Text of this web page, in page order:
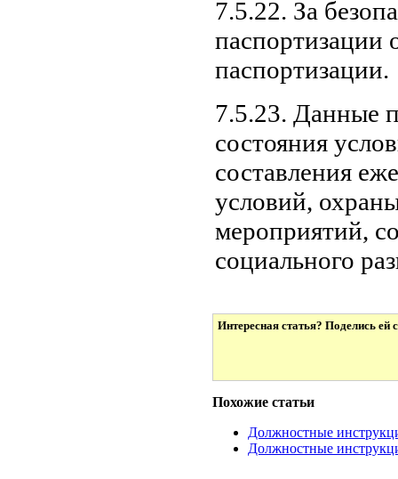
7.5.22. За
паспортизации
паспортизации.
7.5.23. Данные
состояния
составления
условий,
мероприятий,
социального
Интересная статья? Поделись ей
Похожие статьи
Должностные
Должностные